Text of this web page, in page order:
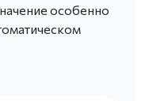
особенно